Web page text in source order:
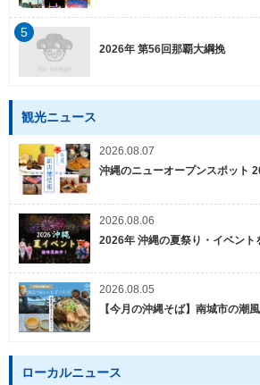
2026年 第56回那覇大綱挽
5
観光ニュース
2026.08.07
沖縄のニューオープンスポット
2026.08.06
2026年 沖縄の夏祭り・イベント
2026.08.05
【今月の沖縄そば】南城市の潮
ローカルニュース